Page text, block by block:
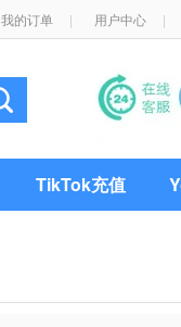
我的订单 | 用户中心 |
TikTok充值